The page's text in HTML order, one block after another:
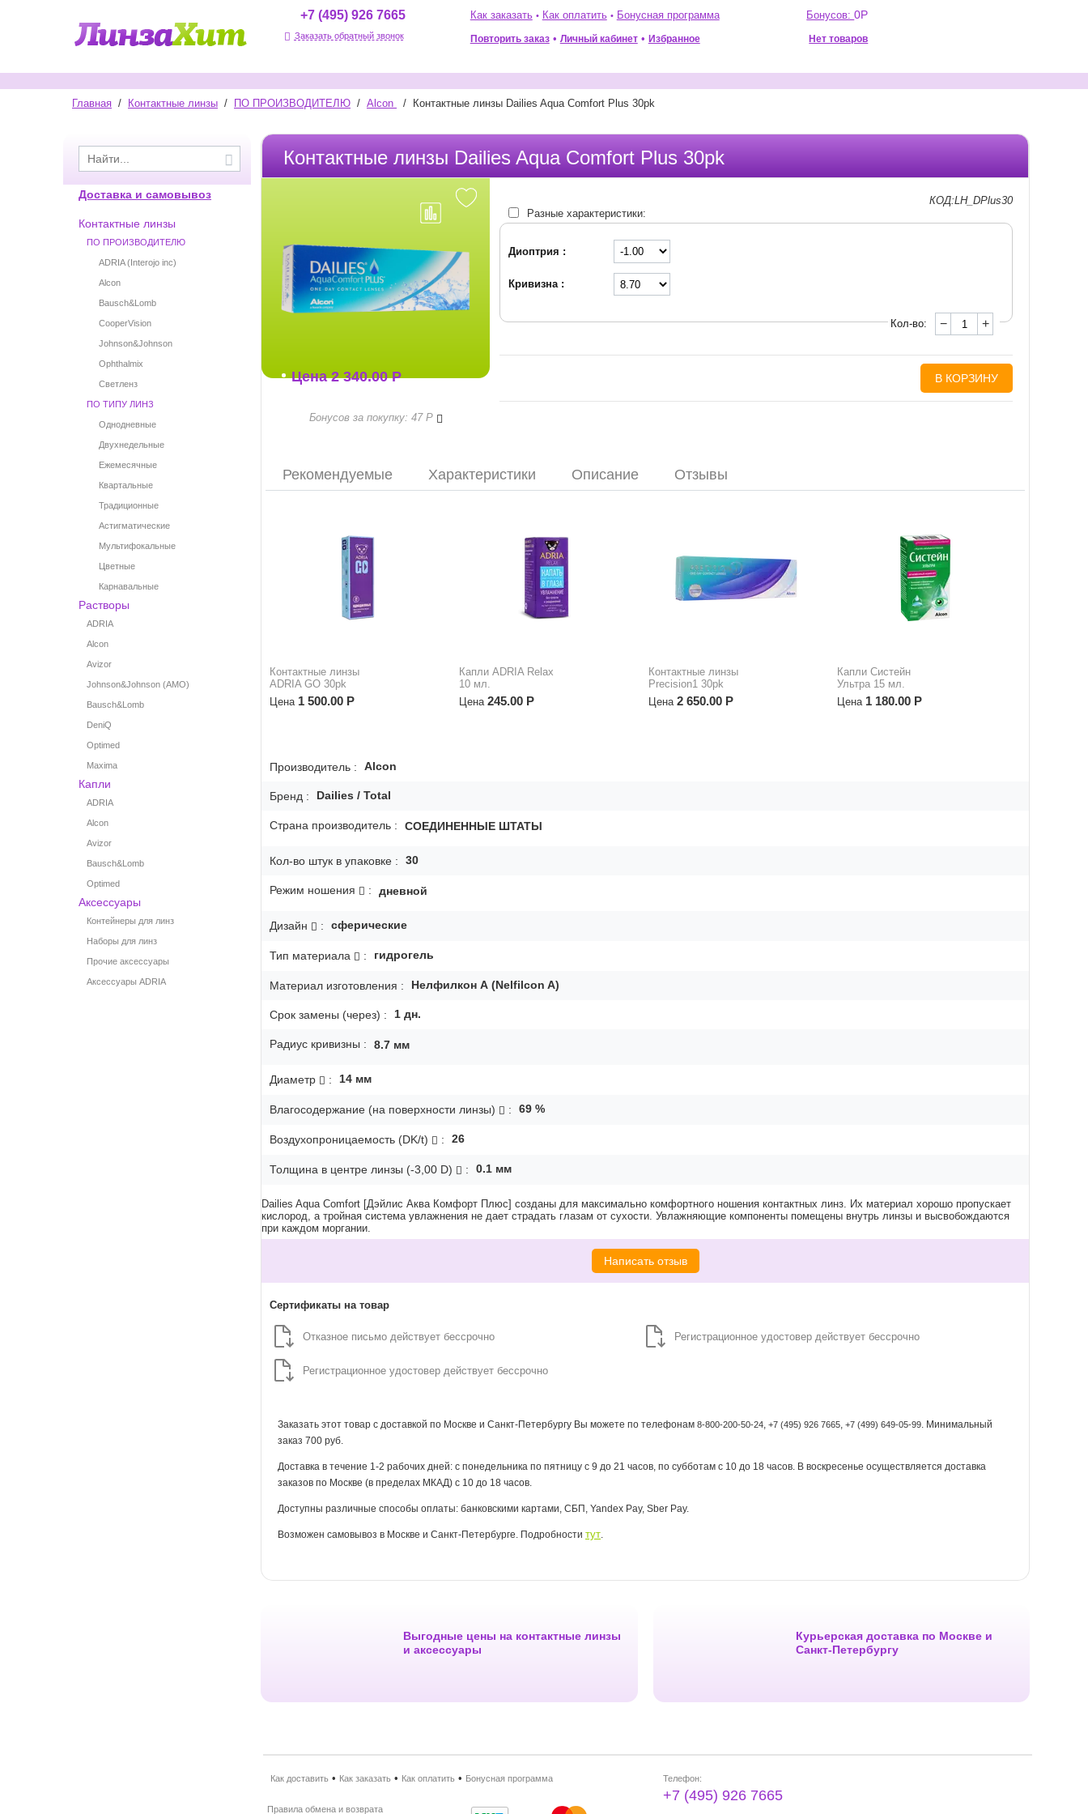
+7 (495) 926 7665
Заказать обратный звонок
Как заказать • Как оплатить • Бонусная программа
Повторить заказ• Личный кабинет• Избранное
Бонусов:0Р
Нет товаров
Главная / Контактные линзы / ПО ПРОИЗВОДИТЕЛЮ / Alcon / Контактные линзы Dailies Aqua Comfort Plus 30pk
Доставка и самовывоз
Контактные линзы
ПО ПРОИЗВОДИТЕЛЮ
ADRIA (Interojo inc)
Alcon
Bausch&Lomb
CooperVision
Johnson&Johnson
Ophthalmix
Светленз
ПО ТИПУ ЛИНЗ
Однодневные
Двухнедельные
Ежемесячные
Квартальные
Традиционные
Астигматические
Мультифокальные
Цветные
Карнавальные
Растворы
ADRIA
Alcon
Avizor
Johnson&Johnson (AMO)
Bausch&Lomb
DeniQ
Optimed
Maxima
Капли
ADRIA
Alcon
Avizor
Bausch&Lomb
Optimed
Аксессуары
Контейнеры для линз
Наборы для линз
Прочие аксессуары
Аксессуары ADRIA
Контактные линзы Dailies Aqua Comfort Plus 30pk
Цена2 340.00 Р
Бонусов за покупку: 47 Р Правила бонусной программы
КОД:LH_DPlus30
Разные характеристики:
Диоптрия :
Кривизна :
Кол-во: − +
В КОРЗИНУ
Рекомендуемые Характеристики Описание Отзывы
Контактные линзы
ADRIA GО 30pk
Цена 1 500.00 Р
Капли ADRIA Relax
10 мл.
Цена 245.00 Р
Контактные линзы
Precision1 30pk
Цена 2 650.00 Р
Капли Систейн
Ультра 15 мл.
Цена 1 180.00 Р
Производитель : Alcon
Бренд : Dailies / Total
Страна производитель : СОЕДИНЕННЫЕ ШТАТЫ
Кол-во штук в упаковке : 30
Режим ношения : дневной
Дизайн : сферические
Тип материала : гидрогель
Материал изготовления : Нелфилкон А (Nelfilcon A)
Срок замены (через) : 1 дн.
Радиус кривизны : 8.7 мм
Диаметр : 14 мм
Влагосодержание (на поверхности линзы) : 69 %
Воздухопроницаемость (DK/t) : 26
Толщина в центре линзы (-3,00 D) : 0.1 мм
Dailies Aqua Comfort [Дэйлис Аква Комфорт Плюс] cозданы для максимально комфортного ношения контактных линз. Их материал хорошо пропускает
кислород, а тройная система увлажнения не дает страдать глазам от сухости. Увлажняющие компоненты помещены внутрь линзы и высвобождаются
при каждом моргании.
Написать отзыв
Сертификаты на товар
Отказное письмо действует бессрочно Регистрационное удостовер действует бессрочно
Регистрационное удостовер действует бессрочно
Заказать этот товар с доставкой по Москве и Санкт-Петербургу Вы можете по телефонам 8-800-200-50-24, +7 (495) 926 7665, +7 (499) 649-05-99. Минимальный
заказ 700 руб.
Доставка в течение 1-2 рабочих дней: с понедельника по пятницу с 9 до 21 часов, по субботам с 10 до 18 часов. В воскресенье осуществляется доставка
заказов по Москве (в пределах МКАД) с 10 до 18 часов.
Доступны различные способы оплаты: банковскими картами, СБП, Yandex Pay, Sber Pay.
Возможен самовывоз в Москве и Санкт-Петербурге. Подробности тут.
Выгодные цены на контактные линзы
и аксессуары
Курьерская доставка по Москве и
Санкт-Петербургу
Как доставить • Как заказать • Как оплатить • Бонусная программа
Правила обмена и возврата
Телефон:
+7 (495) 926 7665